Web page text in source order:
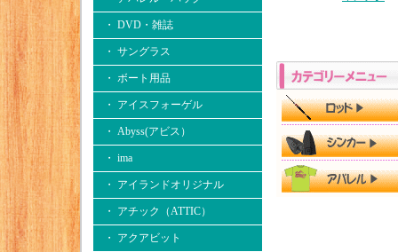
・ DVD・雑誌
・ サングラス
・ ボート用品
・ アイスフォーゲル
・ Abyss(アビス）
・ ima
・ アイランドオリジナル
・ アチック（ATTIC）
・ アクアビット